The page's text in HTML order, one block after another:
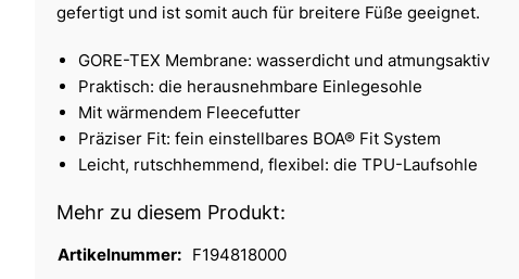
gefertigt und ist somit auch für breitere Füße geeignet.
GORE-TEX Membrane: wasserdicht und atmungsaktiv
Praktisch: die herausnehmbare Einlegesohle
Mit wärmendem Fleecefutter
Präziser Fit: fein einstellbares BOA® Fit System
Leicht, rutschhemmend, flexibel: die TPU-Laufsohle
Mehr zu diesem Produkt:
Artikelnummer: F194818000